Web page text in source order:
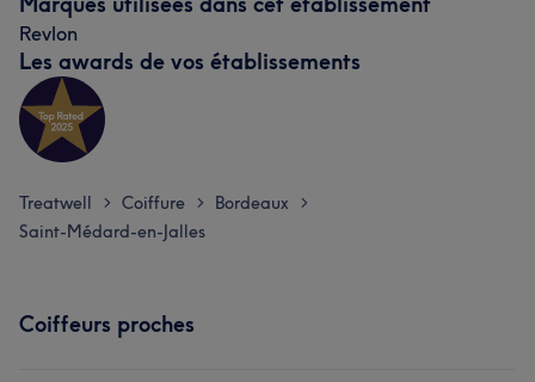
Revlon
Les awards de vos établissements
Treatwell > Coiffure > Bordeaux >
Saint-Médard-en-Jalles
Coiffeurs proches